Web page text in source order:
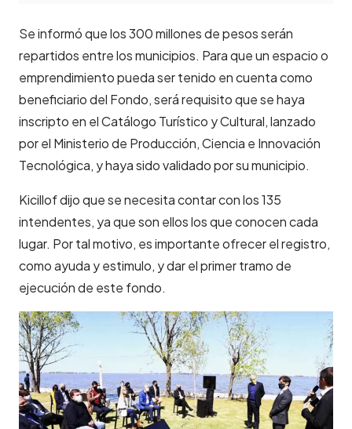
Se informó que los 300 millones de pesos serán
repartidos entre los municipios. Para que un espacio o
emprendimiento pueda ser tenido en cuenta como
beneficiario del Fondo, será requisito que se haya
inscripto en el Catálogo Turístico y Cultural, lanzado
por el Ministerio de Producción, Ciencia e Innovación
Tecnológica, y haya sido validado por su municipio.
Kicillof dijo que se necesita contar con los 135
intendentes, ya que son ellos los que conocen cada
lugar. Por tal motivo, es importante ofrecer el registro,
como ayuda y estimulo, y dar el primer tramo de
ejecución de este fondo.